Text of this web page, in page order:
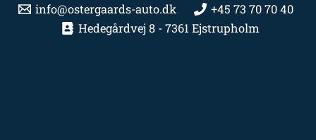
info@ostergaards-auto.dk
+45 73 70 70 40
Hedegårdvej 8 - 7361 Ejstrupholm